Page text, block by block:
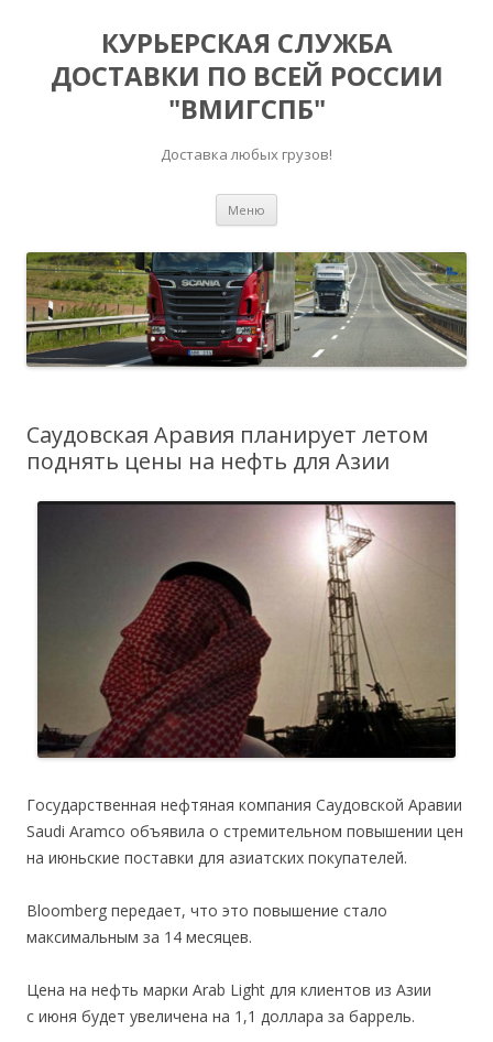
КУРЬЕРСКАЯ СЛУЖБА
ДОСТАВКИ ПО ВСЕЙ РОССИИ
"ВМИГСПБ"
Доставка любых грузов!
Меню
Саудовская Аравия планирует летом
поднять цены на нефть для Азии
Государственная нефтяная компания Саудовской Аравии
Saudi Aramco объявила о стремительном повышении цен
на июньские поставки для азиатских покупателей.
Bloomberg передает, что это повышение стало
максимальным за 14 месяцев.
Цена на нефть марки Arab Light для клиентов из Азии
с июня будет увеличена на 1,1 доллара за баррель.